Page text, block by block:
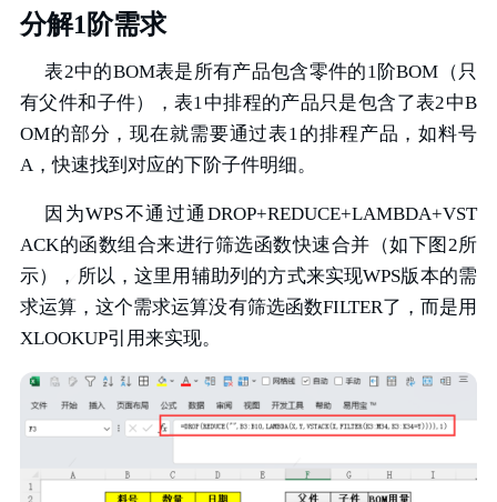
分解1阶需求
表2中的BOM表是所有产品包含零件的1阶BOM（只
有父件和子件），表1中排程的产品只是包含了表2中B
OM的部分，现在就需要通过表1的排程产品，如料号
A，快速找到对应的下阶子件明细。
因为WPS不通过通DROP+REDUCE+LAMBDA+VST
ACK的函数组合来进行筛选函数快速合并（如下图2所
示），所以，这里用辅助列的方式来实现WPS版本的需
求运算，这个需求运算没有筛选函数FILTER了，而是用
XLOOKUP引用来实现。